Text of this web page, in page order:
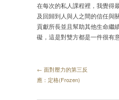
在每次的私人課程裡，我覺得
及回歸到人與人之間的信任與
貢獻所長並且幫助其他生命繼
礙，這是對雙方都是一件很有意
← 面對壓力的第三反
應：定格(Frozen)